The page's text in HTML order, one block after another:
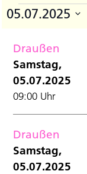
für
Samstag,
5.07.2025
05.07.2025
Draußen
Samstag,
05.07.2025
09:00 Uhr
Draußen
Samstag,
05.07.2025